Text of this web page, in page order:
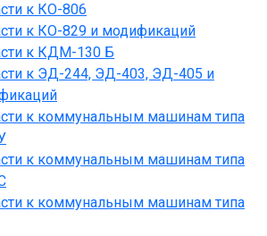
к КО-806
к КО-829 и модификаций
к КДМ-130 Б
к ЭД-244, ЭД-403, ЭД-405 и
к коммунальным машинам типа
к коммунальным машинам типа
к коммунальным машинам типа